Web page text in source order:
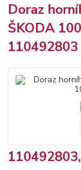
Doraz
ŠKODA
110492803